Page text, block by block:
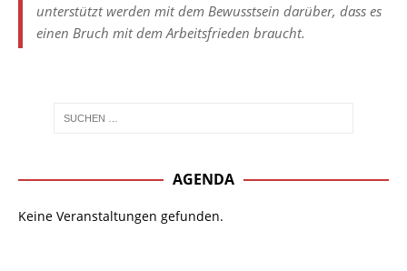
unterstützt werden mit dem Bewusstsein darüber, dass es
einen Bruch mit dem Arbeitsfrieden braucht.
AGENDA
Keine Veranstaltungen gefunden.